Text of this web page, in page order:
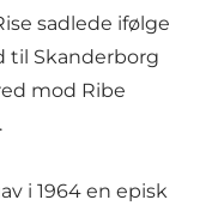
sadlede ifølge
til Skanderborg
mod Ribe
i 1964 en episk